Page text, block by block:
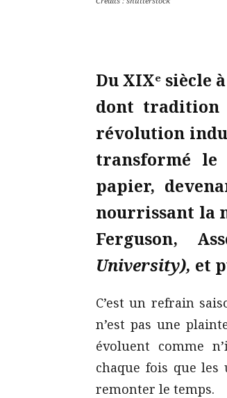
Du XIXᵉ siècle
dont tradition
révolution
transformé
papier,
nourrissant la
Ferguson,
University), et
C’est un refrain
n’est pas une
évoluent comme
chaque fois que les
remonter le temps.